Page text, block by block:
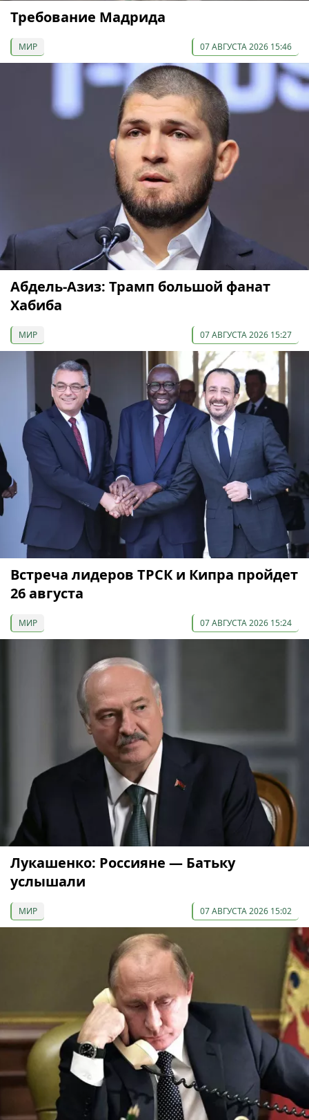
Требование Мадрида
МИР 07 АВГУСТА 2026 15:46
Абдель-Азиз: Трамп большой фанат
Хабиба
МИР 07 АВГУСТА 2026 15:27
Встреча лидеров ТРСК и Кипра пройдет
26 августа
МИР 07 АВГУСТА 2026 15:24
Лукашенко: Россияне — Батьку
услышали
МИР 07 АВГУСТА 2026 15:02